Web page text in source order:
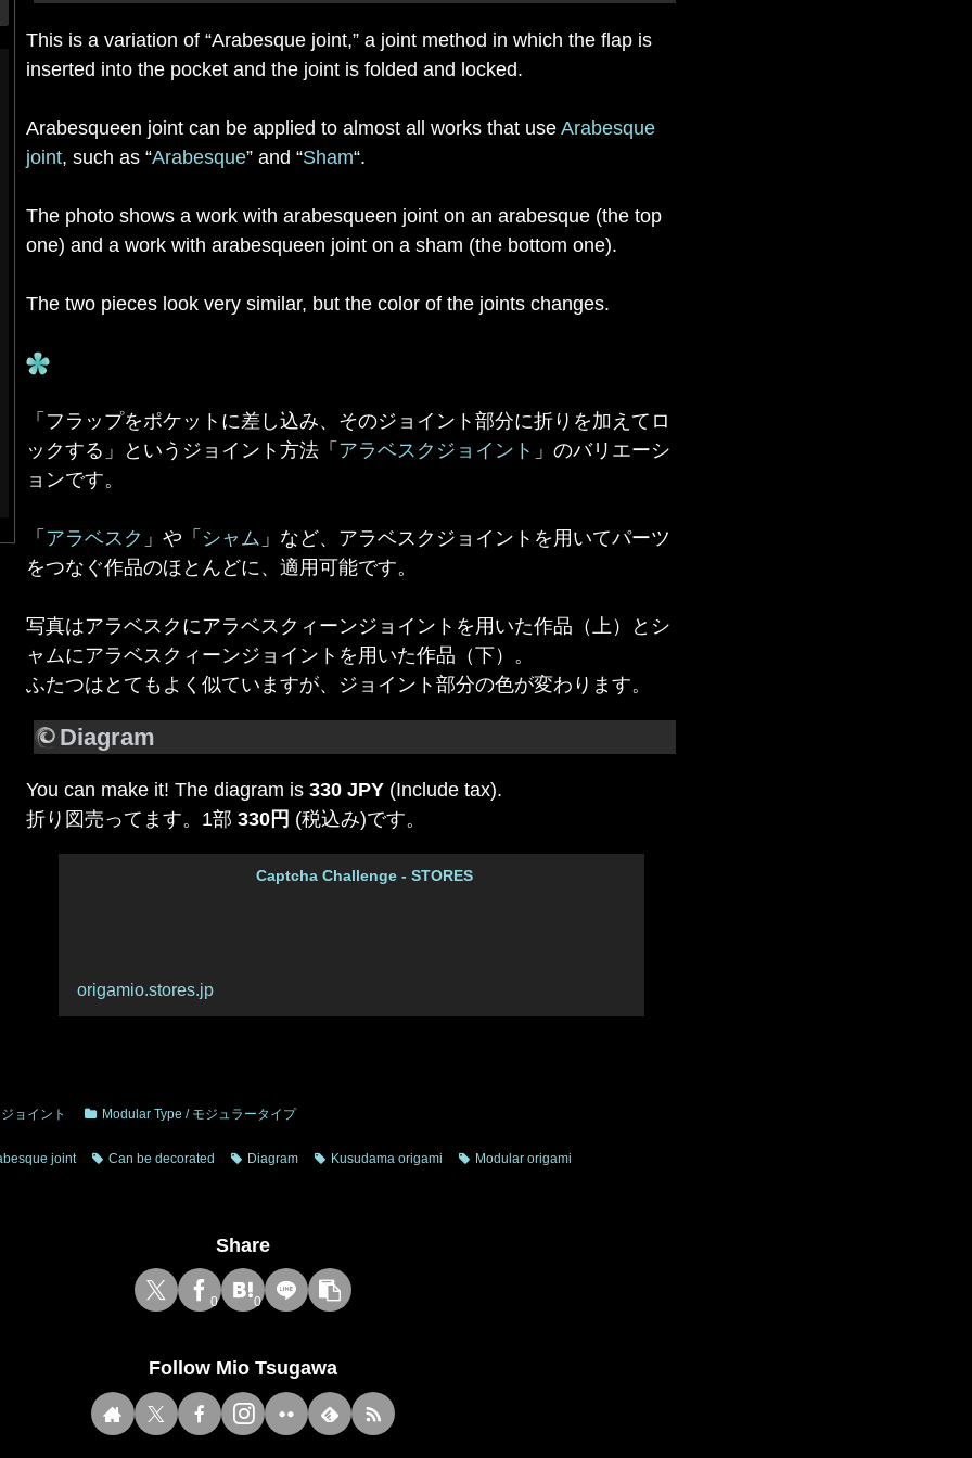
This is a variation of “Arabesque joint,” a joint method in which the flap is
inserted into the pocket and the joint is folded and locked.
Arabesqueen joint can be applied to almost all works that use Arabesque
joint, such as “Arabesque” and “Sham“.
The photo shows a work with arabesqueen joint on an arabesque (the top
one) and a work with arabesqueen joint on a sham (the bottom one).
The two pieces look very similar, but the color of the joints changes.
「フラップをポケットに差し込み、そのジョイント部分に折りを加えてロ
ックする」というジョイント方法「 アラベスクジョイント 」のバリエーシ
ョンです。
「 アラベスク 」や「 シャム 」など、アラベスクジョイントを用いてパーツ
をつなぐ作品のほとんどに、適用可能です。
写真はアラベスクにアラベスクィーンジョイントを用いた作品（上）とシ
ャムにアラベスクィーンジョイントを用いた作品（下）。
ふたつはとてもよく似ていますが、ジョイント部分の色が変わります。
Diagram
You can make it! The diagram is 330 JPY (Include tax).
折り図売ってます。1部 330円 (税込み)です。
Captcha Challenge - STORES
origamio.stores.jp
ョイント Modular Type / モジュラータイプ
joint Can be decorated Diagram Kusudama origami Modular origami
Share
0 0
Follow Mio Tsugawa